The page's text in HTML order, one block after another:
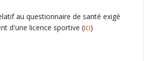
au questionnaire de santé exigé
d'une licence sportive (ici)